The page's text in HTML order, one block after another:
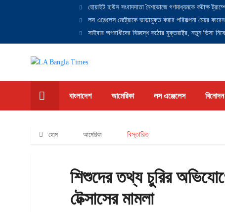
হোয়াইট হাউস সংবাদদাতা নৈশভোজে গণমাধ্যমকে কটাক্ষ
লস এঞ্জেলেস মেট্রোকে ভাড়ামুক্ত করার পরিকল্পনা মেয়র কারেন
সাইবার অপরাধীদের বিরুদ্ধে কঠোর যুক্তরাষ্ট্র, নতুন ভিসা
বাংলাদেশ আমেরিকা লস এঞ্জেলেস বিনোদন
হোম আমেরিকা বিস্তারিত
শিশুদের তথ্য চুরির
টেক্সাসের মামলা